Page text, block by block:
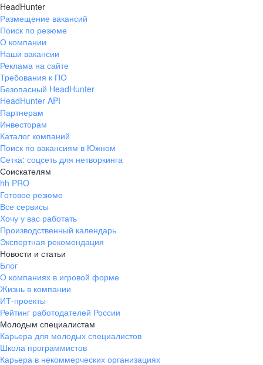
HeadHunter
Размещение вакансий
Поиск по резюме
О компании
Наши вакансии
Реклама на сайте
Требования к ПО
Безопасный HeadHunter
HeadHunter API
Партнерам
Инвесторам
Каталог компаний
Поиск по вакансиям в Южном
Сетка: соцсеть для нетворкинга
Соискателям
hh PRO
Готовое резюме
Все сервисы
Хочу у вас работать
Производственный календарь
Экспертная рекомендация
Новости и статьи
Блог
О компаниях в игровой форме
Жизнь в компании
ИТ-проекты
Рейтинг работодателей России
Молодым специалистам
Карьера для молодых специалистов
Школа программистов
Карьера в некоммерческих организациях